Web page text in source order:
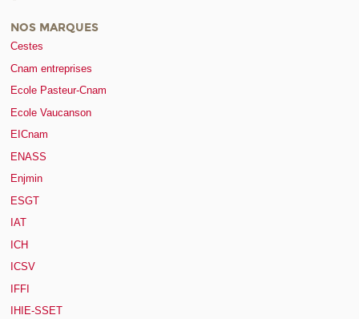
NOS MARQUES
Cestes
Cnam entreprises
Ecole Pasteur-Cnam
Ecole Vaucanson
EICnam
ENASS
Enjmin
ESGT
IAT
ICH
ICSV
IFFI
IHIE-SSET